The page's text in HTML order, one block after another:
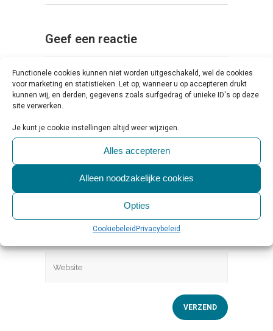
Functionele cookies kunnen niet worden uitgeschakeld, wel de cookies
voor marketing en statistieken. Let op, wanneer u op accepteren drukt
kunnen wij, en derden, gegevens zoals surfgedrag of unieke ID's op deze
site verwerken.
Je kunt je cookie instellingen altijd weer wijzigen.
Alles accepteren
Alleen noodzakelijke cookies
Opties
CookiebeleidPrivacybeleid
Geef een reactie